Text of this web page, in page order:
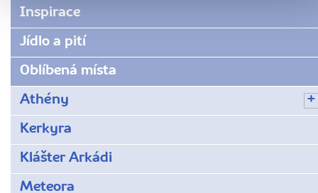
Inspirace
Jídlo a pití
Oblíbená místa
Athény
Kerkyra
Klášter Arkádi
Meteora